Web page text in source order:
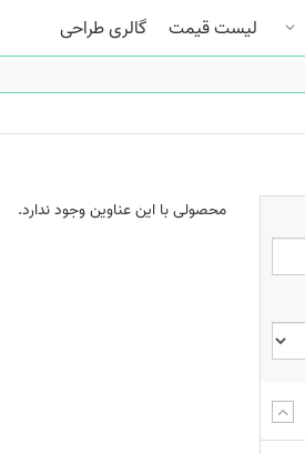
لیست قیمت گالری طراحی
محصولی با این عناوین وجود ندارد.